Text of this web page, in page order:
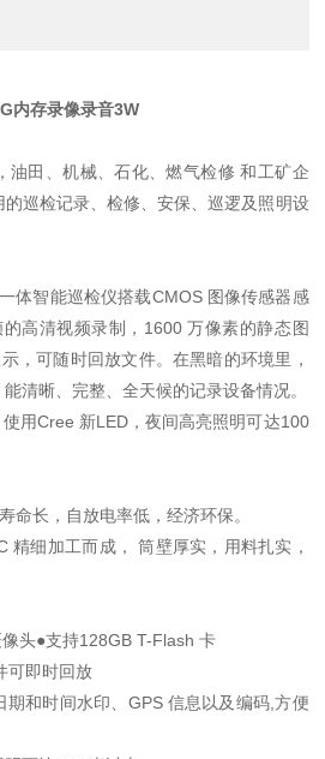
内存录像录音3W
油田、机械、石化、燃气检修 和工矿企
巡检记录、检修、安保、巡逻及照明设
体智能巡检仪搭载CMOS 图像传感器感
高清视频录制，1600 万像素的静态图
，可随时回放文件。在黑暗的环境里，
清晰、完整、全天候的记录设备情况。
用Cree 新LED，夜间高亮照明可达100
命长，自放电率低，经济环保。
精细加工而成， 筒壁厚实，用料扎实，
头●支持128GB T-Flash 卡
可即时回放
期和时间水印、GPS 信息以及编码,方便